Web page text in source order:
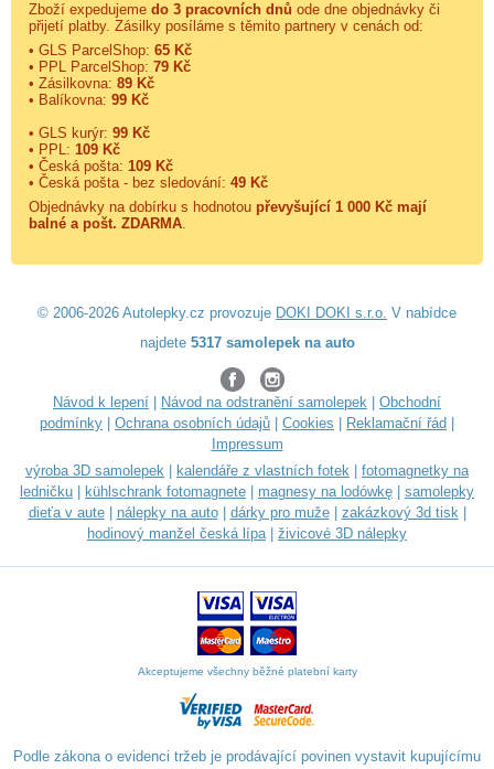
Zboží expedujeme do 3 pracovních dnů ode dne objednávky či
přijetí platby. Zásilky posíláme s těmito partnery v cenách od:
• GLS ParcelShop: 65 Kč
• PPL ParcelShop: 79 Kč
• Zásilkovna: 89 Kč
• Balíkovna: 99 Kč
• GLS kurýr: 99 Kč
• PPL: 109 Kč
• Česká pošta: 109 Kč
• Česká pošta - bez sledování: 49 Kč
Objednávky na dobírku s hodnotou převyšující 1 000 Kč mají
balné a pošt. ZDARMA.
© 2006-2026 Autolepky.cz provozuje DOKI DOKI s.r.o. V nabídce
najdete 5317 samolepek na auto
Návod k lepení Návod na odstranění samolepek
Obchodní
podmínky
Ochrana osobních údajů Cookies Reklamační řád
Impressum
výroba 3D samolepek
kalendáře z vlastních fotek
fotomagnetky na
ledničku
kühlschrank fotomagnete magnesy na lodówkę
samolepky
dieťa v aute| nálepky na auto| dárky pro muže| zakázkový 3d tisk|
hodinový manžel česká lípa| živicové 3D nálepky
Akceptujeme všechny běžné platební karty
Podle zákona o evidenci tržeb je prodávající povinen vystavit kupujícímu